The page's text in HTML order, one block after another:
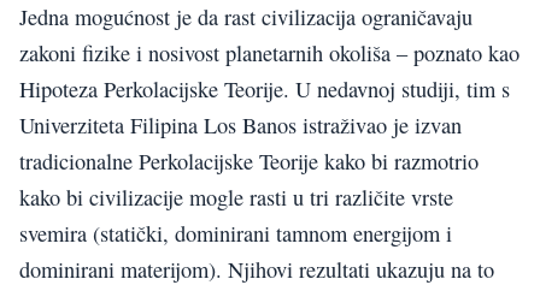
Jedna mogućnost je da rast civilizacija ograničavaju
zakoni fizike i nosivost planetarnih okoliša – poznato kao
Hipoteza Perkolacijske Teorije. U nedavnoj studiji, tim s
Univerziteta Filipina Los Banos istraživao je izvan
tradicionalne Perkolacijske Teorije kako bi razmotrio
kako bi civilizacije mogle rasti u tri različite vrste
svemira (statički, dominirani tamnom energijom i
dominirani materijom). Njihovi rezultati ukazuju na to